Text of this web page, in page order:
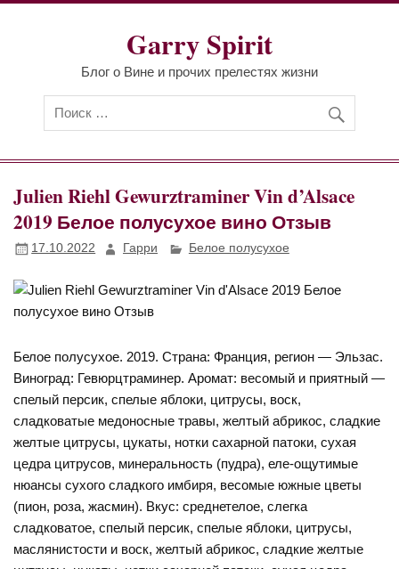
Перейти
Garry Spirit
Блог о Вине и прочих прелестях жизни
Julien Riehl Gewurztraminer Vin d’Alsace
2019 Белое полусухое вино Отзыв
17.10.2022 Гарри Белое полусухое
Белое полусухое. 2019. Страна: Франция, регион — Эльзас.
Виноград: Гевюрцтраминер. Аромат: весомый и приятный —
спелый персик, спелые яблоки, цитрусы, воск,
сладковатые медоносные травы, желтый абрикос, сладкие
желтые цитрусы, цукаты, нотки сахарной патоки, сухая
цедра цитрусов, минеральность (пудра), еле-ощутимые
нюансы сухого сладкого имбиря, весомые южные цветы
(пион, роза, жасмин). Вкус: среднетелое, слегка
сладковатое, спелый персик, спелые яблоки, цитрусы,
маслянистости и воск, желтый абрикос, сладкие желтые